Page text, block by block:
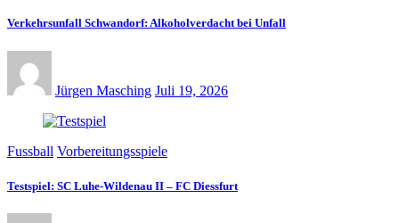
Verkehrsunfall Schwandorf: Alkoholverdacht bei Unfall
Jürgen Masching Juli 19, 2026
Fussball Vorbereitungsspiele
Testspiel: SC Luhe-Wildenau II – FC Diessfurt